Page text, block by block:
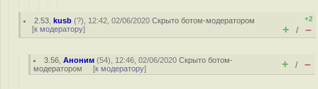
2.53 ,kusb (?), 12:42, 02/06/2020Скрыто ботом-модератором
[к модератору]
+2
+ / –
3.56 ,Аноним (54), 12:46, 02/06/2020Скрыто ботом-
модератором [к модератору] + / –